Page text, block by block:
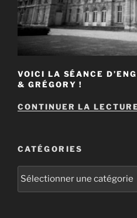
VOICI LA SÉANCE
& GRÉGORY !
CONTINUER LA LECTURE
CATÉGORIES
Catégories